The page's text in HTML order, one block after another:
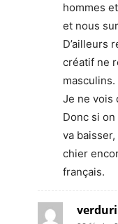
hommes
et nous
D’ailleurs
créatif ne
masculins.
Je ne vois
Donc si on
va
chier
français.